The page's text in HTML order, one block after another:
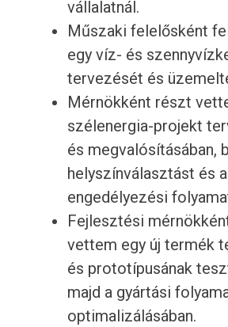
vállalatnál.
Műszaki felelősként
egy víz- és
tervezését és
Mérnökként részt
szélenergia-projekt
és megvalósításában,
helyszínválasztást és
engedélyezési
Fejlesztési
vettem egy új termék
és prototípusának
majd a gyártási
optimalizálásában.